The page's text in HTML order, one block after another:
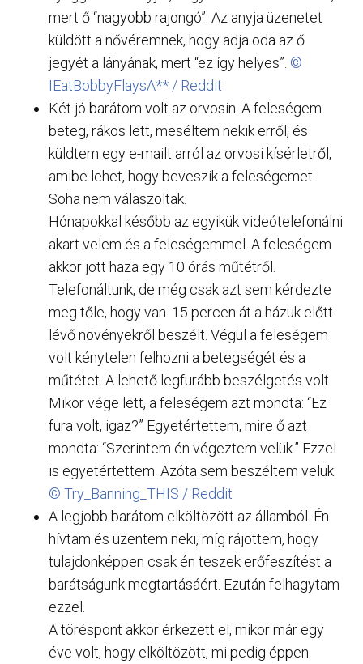
mert ő “nagyobb rajongó”. Az anyja üzenetet
küldött a nővéremnek, hogy adja oda az ő
jegyét a lányának, mert “ez így helyes”. ©
IEatBobbyFlaysA** / Reddit
Két jó barátom volt az orvosin. A feleségem
beteg, rákos lett, meséltem nekik erről, és
küldtem egy e-mailt arról az orvosi kísérletről,
amibe lehet, hogy beveszik a feleségemet.
Soha nem válaszoltak.
Hónapokkal később az egyikük videótelefonálni
akart velem és a feleségemmel. A feleségem
akkor jött haza egy 10 órás műtétről.
Telefonáltunk, de még csak azt sem kérdezte
meg tőle, hogy van. 15 percen át a házuk előtt
lévő növényekről beszélt. Végül a feleségem
volt kénytelen felhozni a betegségét és a
műtétet. A lehető legfurább beszélgetés volt.
Mikor vége lett, a feleségem azt mondta: “Ez
fura volt, igaz?” Egyetértettem, mire ő azt
mondta: “Szerintem én végeztem velük.” Ezzel
is egyetértettem. Azóta sem beszéltem velük.
© Try_Banning_THIS / Reddit
A legjobb barátom elköltözött az államból. Én
hívtam és üzentem neki, míg rájöttem, hogy
tulajdonképpen csak én teszek erőfeszítést a
barátságunk megtartásáért. Ezután felhagytam
ezzel.
A töréspont akkor érkezett el, mikor már egy
éve volt, hogy elköltözött, mi pedig éppen